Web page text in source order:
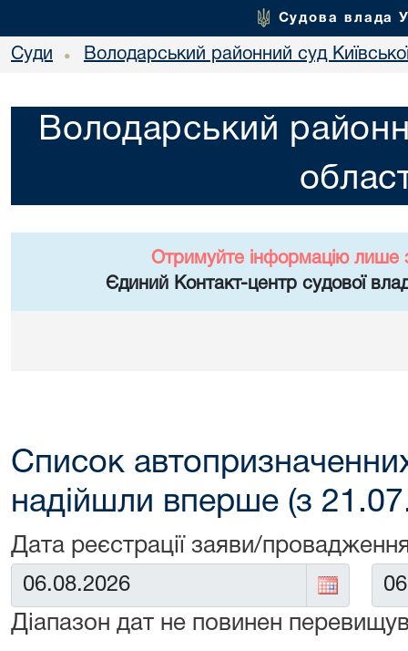
Судова влада
Суди • Володарський районний суд
Володарський
Отримуйте інформацію лише
Єдиний Контакт-центр судової
Список
надійшли вперше (з
Дата реєстрації заяви/
Від: До:
Діапазон дат не повинен